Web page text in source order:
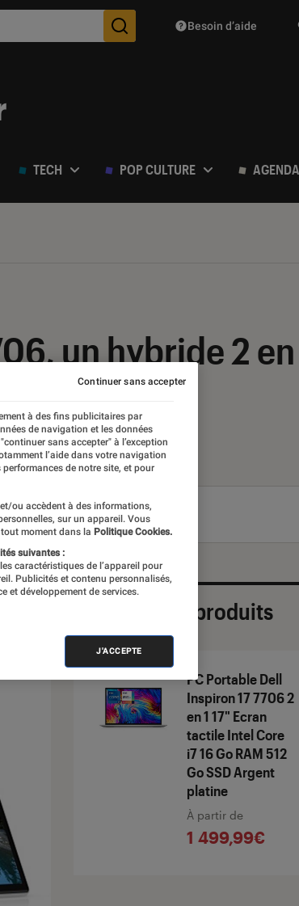
Des suggestions de produits
Besoin d’aide
TECH POP CULTURE AGENDA
un hybride 2 en
Sélection de produits
PC Portable Dell
Inspiron 17 7706 2
en 1 17" Ecran
tactile Intel Core
i7 16 Go RAM 512
Go SSD Argent
platine
À partir de
1 499,99€
à des fins publicitaires par
de navigation et les données
sans accepter" à l’exception
l’aide dans votre navigation
de notre site, et pour
ou accèdent à des informations,
sur un appareil. Vous
moment dans la Politique Cookies.
suivantes :
caractéristiques de l’appareil pour
Publicités et contenu personnalisés,
et développement de services.
J'ACCEPTE
Continuer sans accepter